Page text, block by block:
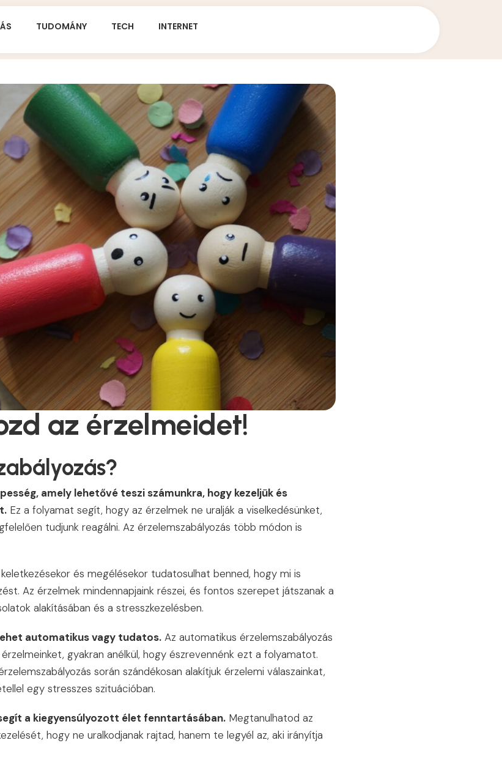
TUDOMÁNY TECH INTERNET
az érzelmeidet!
amely lehetővé teszi számunkra, hogy kezeljük és
Ez a folyamat segít, hogy az érzelmek ne uralják a viselkedésünket,
tudjunk reagálni. Az érzelemszabályozás több módon is
és megélésekor tudatosulhat benned, hogy mi is
Az érzelmek mindennapjaink részei, és fontos szerepet játszanak a
alakításában és a stresszkezelésben.
automatikus vagy tudatos. Az automatikus érzelemszabályozás
gyakran anélkül, hogy észrevennénk ezt a folyamatot.
során szándékosan alakítjuk érzelemi válaszainkat,
egy stresszes szituációban.
a kiegyensúlyozott élet fenntartásában. Megtanulhatod az
hogy ne uralkodjanak rajtad, hanem te legyél az, aki irányítja